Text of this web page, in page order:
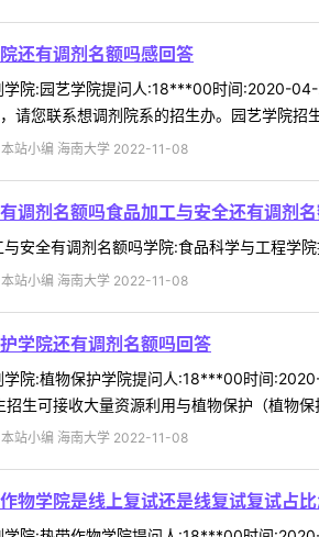
还有调剂名额吗感回答
学院:园艺学院提问人:18***00时间:2020-
请您联系想调剂院系的招生办。园艺学院
本站小编 海南大学 2022-11-08
调剂名额吗食品加工与安全还有调剂
与安全有调剂名额吗学院:食品科学与工程
本站小编 海南大学 2022-11-08
学院还有调剂名额吗回答
学院:植物保护学院提问人:18***00时间
生可接收大量资源利用与植物保护（植物
本站小编 海南大学 2022-11-08
物学院是线上复试还是线复试复试占